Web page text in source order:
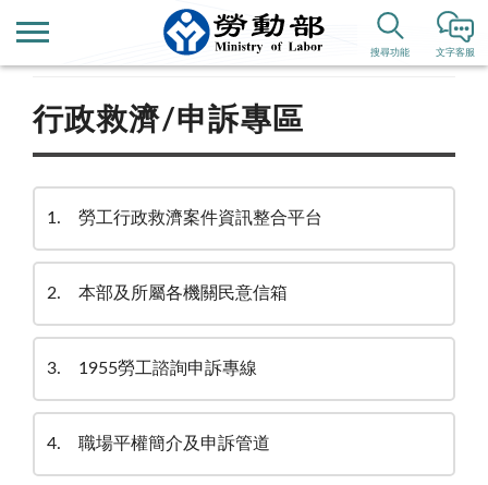
文字客服
搜尋功能
便民服務
行政救濟/申訴專區
1 勞工行政救濟案件資訊整合平台
2 本部及所屬各機關民意信箱
3 1955勞工諮詢申訴專線
4 職場平權簡介及申訴管道